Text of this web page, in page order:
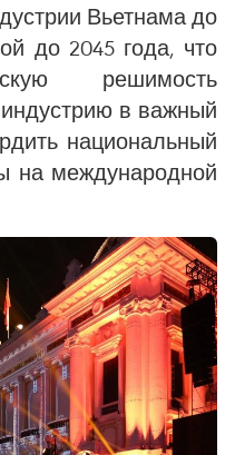
Вьетнама до
до 2045 года, что
решимость
индустрию в важный
национальный
на международной